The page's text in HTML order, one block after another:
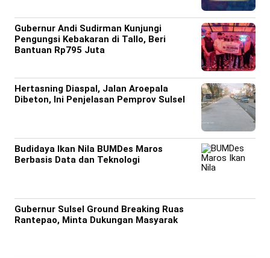
Gubernur Andi Sudirman Kunjungi
Pengungsi Kebakaran di Tallo, Beri
Bantuan Rp795 Juta
Hertasning Diaspal, Jalan Aroepala
Dibeton, Ini Penjelasan Pemprov Sulsel
Budidaya Ikan Nila BUMDes Maros
Berbasis Data dan Teknologi
Gubernur Sulsel Ground Breaking Ruas
Rantepao, Minta Dukungan Masyarak